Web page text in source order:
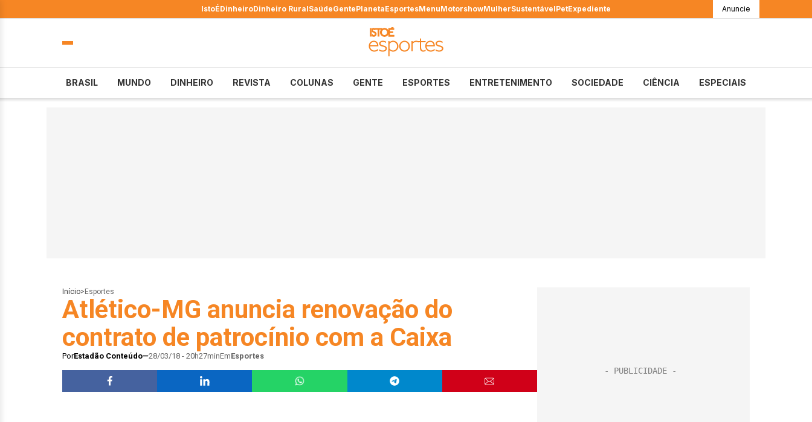
IstoÉDinheiroDinheiro RuralSaúdeGentePlanetaEsportesMenuMotorshowMulherSustentávelPetExpediente Anuncie
BRASIL MUNDO DINHEIRO REVISTA COLUNAS GENTE ESPORTES ENTRETENIMENTO SOCIEDADE CIÊNCIA ESPECIAIS
Início> Esportes
Atlético-MG anuncia renovação do
contrato de patrocínio com a Caixa
PorEstadão Conteúdo 28/03/18 - 20h27minEmEsportes